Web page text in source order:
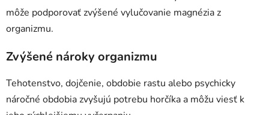
môže podporovať zvýšené vylučovanie magnézia z
organizmu.
Zvýšené nároky organizmu
Tehotenstvo, dojčenie, obdobie rastu alebo psychicky
náročné obdobia zvyšujú potrebu horčíka a môžu viesť k